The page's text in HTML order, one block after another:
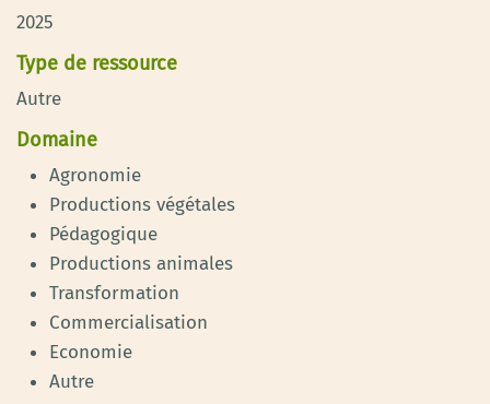
2025
Type de ressource
Autre
Domaine
Agronomie
Productions végétales
Pédagogique
Productions animales
Transformation
Commercialisation
Economie
Autre